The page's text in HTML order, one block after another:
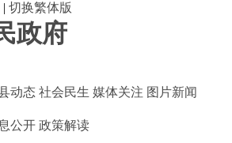
| 切换繁体版
动态 社会民生 媒体关注 图片新闻
公开 政策解读